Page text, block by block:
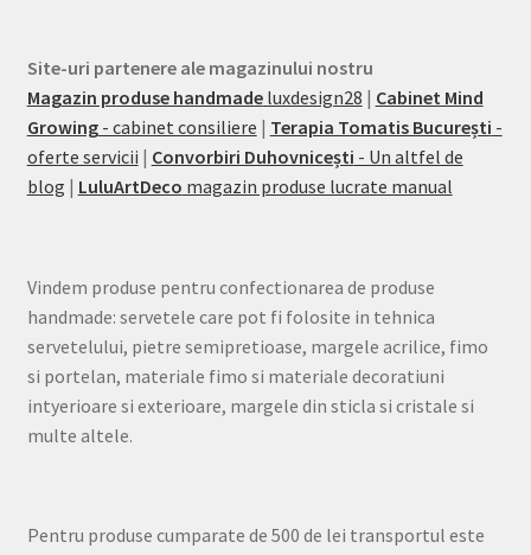
Site-uri partenere ale magazinului nostru
Magazin produse handmadeluxdesign28 | Cabinet Mind
Growing- cabinet consiliere | Terapia Tomatis București -
oferte servicii | Convorbiri Duhovnicești - Un altfel de
blog | LuluArtDeco magazin produse lucrate manual
Vindem produse pentru confectionarea de produse
handmade: servetele care pot fi folosite in tehnica
servetelului, pietre semipretioase, margele acrilice, fimo
si portelan, materiale fimo si materiale decoratiuni
intyerioare si exterioare, margele din sticla si cristale si
multe altele.
Pentru produse cumparate de 500 de lei transportul este